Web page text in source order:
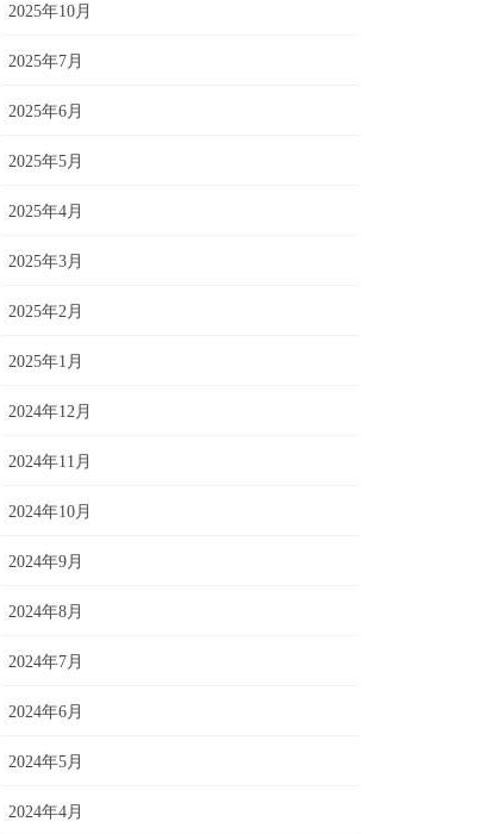
2025年10月
2025年7月
2025年6月
2025年5月
2025年4月
2025年3月
2025年2月
2025年1月
2024年12月
2024年11月
2024年10月
2024年9月
2024年8月
2024年7月
2024年6月
2024年5月
2024年4月